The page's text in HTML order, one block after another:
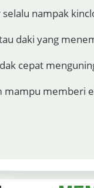
nampak
daki yang
cepat
memberi